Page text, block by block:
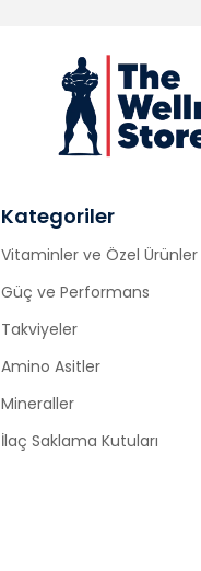
Kategoriler
Vitaminler ve Özel Ürünler
Güç ve Performans
Takviyeler
Amino Asitler
Mineraller
İlaç Saklama Kutuları